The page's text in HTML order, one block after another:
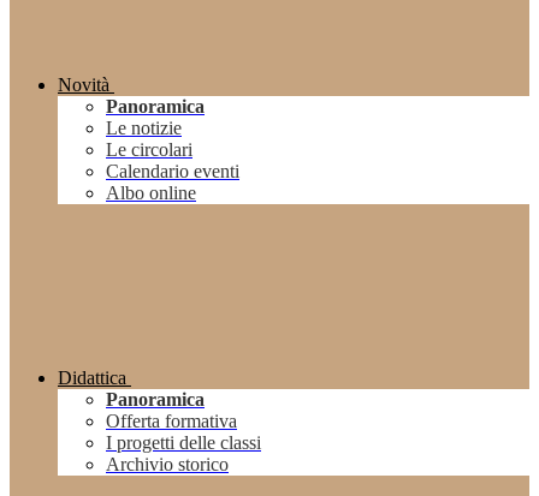
Novità
Panoramica
Le notizie
Le circolari
Calendario eventi
Albo online
Didattica
Panoramica
Offerta formativa
I progetti delle classi
Archivio storico